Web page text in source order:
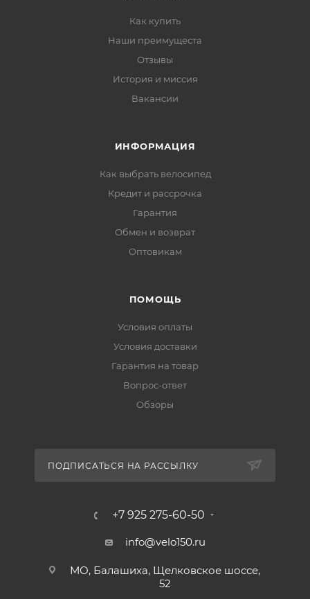
Как купить
Наши преимущеста
Отзывы
История и миссия
Вакансии
ИНФОРМАЦИЯ
Как выбрать велосипед
Кредит и рассрочка
Гарантия
Обмен и возврат
Оптовикам
ПОМОЩЬ
Условия оплаты
Условия доставки
Гарантия на товар
Вопрос-ответ
Обзоры
ПОДПИСАТЬСЯ НА РАССЫЛКУ
+7 925 275-60-50
info@velo150.ru
МО, Балашиха, Щелковское шоссе,
52